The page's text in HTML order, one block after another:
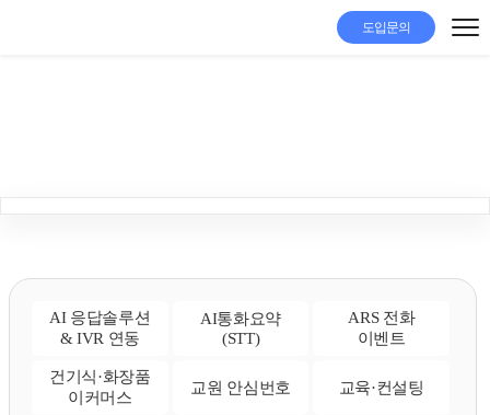
도입문의
AI 응답솔루션
& IVR 연동
AI통화요약
(STT)
ARS 전화
이벤트
건기식·화장품
이커머스
교원 안심번호 교육·컨설팅